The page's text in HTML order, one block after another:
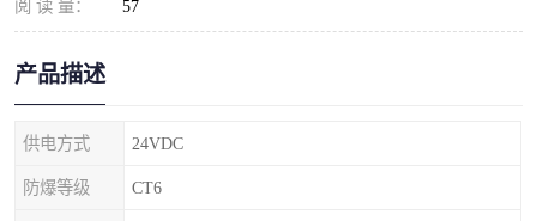
阅 读 量： 57
产品描述
供电方式 24VDC
防爆等级 CT6